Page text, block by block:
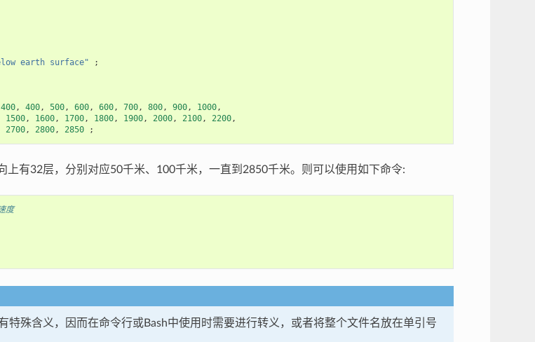
earth surface"
;
400, 400, 500, 600, 600, 700, 800, 900, 1000,
1500, 1600, 1700, 1800, 1900, 2000, 2100, 2200,
2700, 2800, 2850 ;
上有32层，分别对应50千米、100千米，一直到2850千米。则可以使用如下命令:
度
特殊含义，因而在命令行或Bash中使用时需要进行转义，或者将整个文件名放在单引号